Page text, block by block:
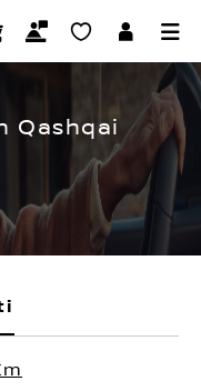
Qashqai